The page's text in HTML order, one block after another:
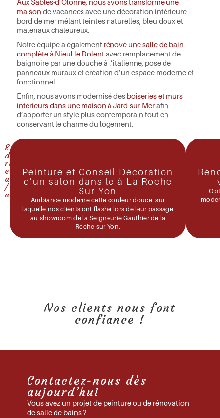
Aux Sables-d’Olonne, nous avons transformé une
maison de vacances avec une décoration intérieure
bord de mer mêlant teintes naturelles, bleu doux et
matériaux chaleureux.
Notre équipe a également rénové une salle de bain
complète à Nieul le Dolentavec remplacement de
baignoire par une douche à l’italienne, pose de
panneaux muraux et création d’un espace moderne et
fonctionnel.
Enfin, nous avons modernisé des boiseries et murs
intérieurs dans une maison à Jard-sur-Merafin
d’apporter un style plus contemporain tout en
conservant le charme du logement.
Exemple
de
réalisations
en
avant
/
après
Peinture et Conseil Décoration
d’un salon dans le à La Roche
Sur Yon
Ambiance moderne cette couleur douce sur
laquelle nos clients ont flashé lors de leur passage
au showroom de la Seigneurie Gauthier de la
Roche sur Yon.
Nos clients nous font
confiance !
Contactez-nous dès
aujourd’hui
Vous avez un projet de peinture ou de rénovation
de salle de bains ?